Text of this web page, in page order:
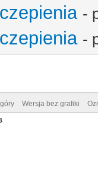
-
-
Wersja bez grafiki